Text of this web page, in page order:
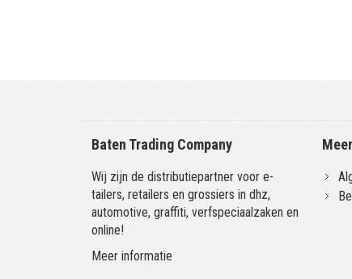
Baten Trading Company
Wij zijn de distributiepartner voor e-
tailers, retailers en grossiers in dhz,
automotive, graffiti, verfspeciaalzaken en
online!
Meer informatie